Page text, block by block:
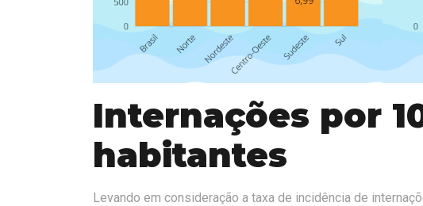
Internações por
habitantes
Levando em consideração a taxa de incidência de